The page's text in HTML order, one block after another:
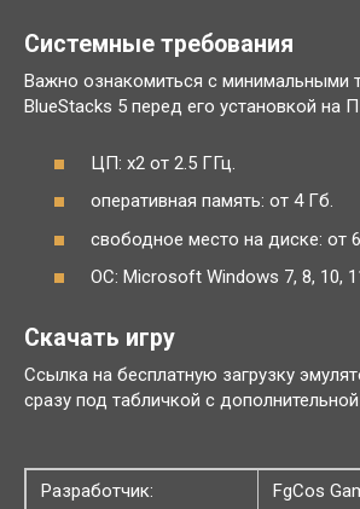
Системные требования
Важно ознакомиться с минимальными
BlueStacks 5 перед его установкой на
ЦП: x2 от 2.5 ГГц.
оперативная память: от 4 Гб.
свободное место на диске: от
ОС: Microsoft Windows 7, 8, 10,
Скачать игру
Ссылка на бесплатную загрузку
сразу под табличкой с
Разработчик:
FgCos